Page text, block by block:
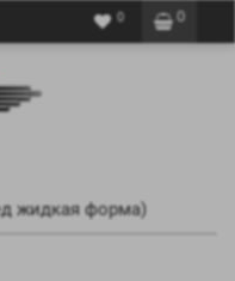
0
0
жидкая форма)